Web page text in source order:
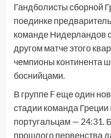
Гандболисты сборной
поединке
команде Нидерландов
другом матче этого
чемпионы континента
боснийцами.
В группе F еще один
стадии команда Греции
португальцам — 24:31.
прошлого первенства